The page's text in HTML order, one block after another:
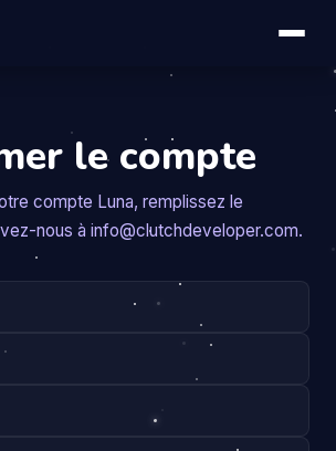
le compte
compte Luna, remplissez le
nous à info@clutchdeveloper.com.